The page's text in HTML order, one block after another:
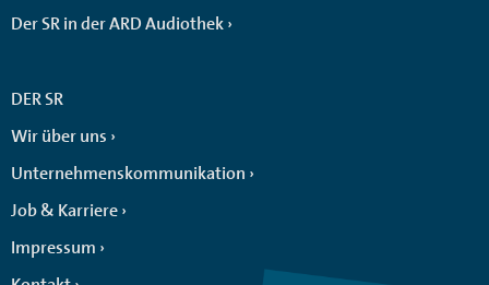
Der SR in der ARD Audiothek
DER SR
Wir über uns
Unternehmenskommunikation
Job & Karriere
Impressum